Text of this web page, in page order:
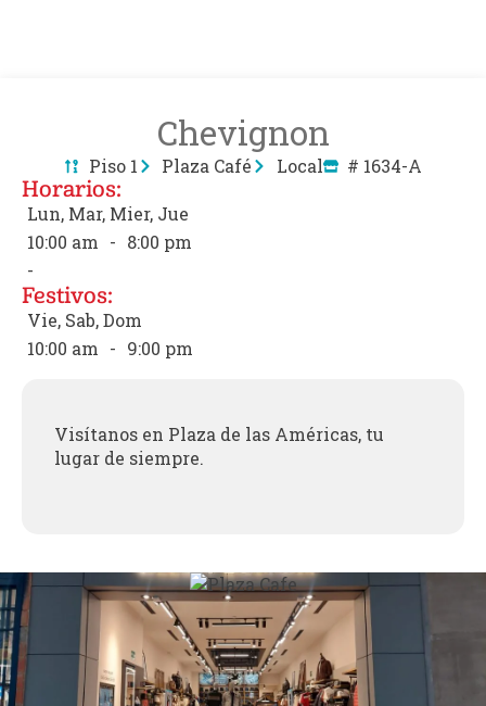
Chevignon
Piso 1 Plaza Café Local # 1634-A
Horarios:
Lun, Mar, Mier, Jue
10:00 am - 8:00 pm
-
Festivos:
Vie, Sab, Dom
10:00 am - 9:00 pm
Visítanos en Plaza de las Américas, tu
lugar de siempre.